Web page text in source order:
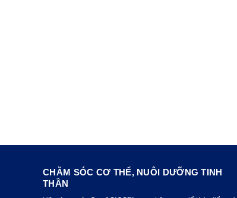
CHĂM SÓC CƠ THỂ, NUÔI DƯỠNG TINH
THẦN